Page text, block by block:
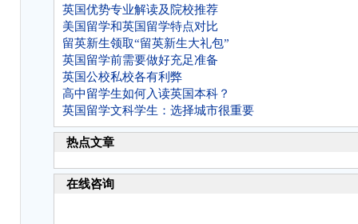
英国优势专业解读及院校推荐
美国留学和英国留学特点对比
留英新生领取“留英新生大礼包”
英国留学前需要做好充足准备
英国公校私校各有利弊
高中留学生如何入读英国本科？
英国留学文科学生：选择城市很重要
热点文章
在线咨询